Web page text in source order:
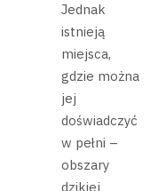
Jednak
istnieją
miejsca,
gdzie można
jej
doświadczyć
w pełni –
obszary
dzikiej